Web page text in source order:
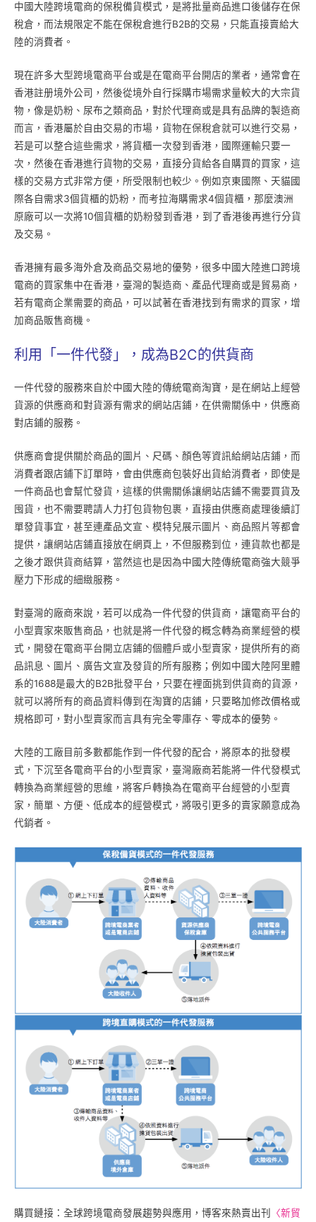
中國大陸跨境電商的保稅備貨模式，是將批量商品進口後儲存在保
稅倉，而法規限定不能在保稅倉進行B2B的交易，只能直接賣給大
陸的消費者。
現在許多大型跨境電商平台或是在電商平台開店的業者，通常會在
香港註册境外公司，然後從境外自行採購市場需求量較大的大宗貨
物，像是奶粉、尿布之類商品，對於代理商或是具有品牌的製造商
而言，香港屬於自由交易的市場，貨物在保稅倉就可以進行交易，
若是可以整合這些需求，將貨櫃一次發到香港，國際運輸只要一
次，然後在香港進行貨物的交易，直接分貨給各自購買的買家，這
樣的交易方式非常方便，所受限制也較少。例如京東國際、天貓國
際各自需求3個貨櫃的奶粉，而考拉海購需求4個貨櫃，那麼澳洲
原廠可以一次將10個貨櫃的奶粉發到香港，到了香港後再進行分貨
及交易。
香港擁有最多海外倉及商品交易地的優勢，很多中國大陸進口跨境
電商的買家集中在香港，臺灣的製造商、產品代理商或是貿易商，
若有電商企業需要的商品，可以試著在香港找到有需求的買家，增
加商品販售商機。
利用「一件代發」，成為B2C的供貨商
一件代發的服務來自於中國大陸的傳統電商淘寶，是在網站上經營
貨源的供應商和對貨源有需求的網站店鋪，在供需關係中，供應商
對店鋪的服務。
供應商會提供關於商品的圖片、尺碼、顏色等資訊給網站店鋪，而
消費者跟店鋪下訂單時，會由供應商包裝好出貨給消費者，即使是
一件商品也會幫忙發貨，這樣的供需關係讓網站店鋪不需要買貨及
囤貨，也不需要聘請人力打包貨物包裹，直接由供應商處理後續訂
單發貨事宜，甚至連產品文宣、模特兒展示圖片、商品照片等都會
提供，讓網站店鋪直接放在網頁上，不但服務到位，連貨款也都是
之後才跟供貨商結算，當然這也是因為中國大陸傳統電商強大競爭
壓力下形成的細緻服務。
對臺灣的廠商來說，若可以成為一件代發的供貨商，讓電商平台的
小型賣家來販售商品，也就是將一件代發的概念轉為商業經營的模
式，開發在電商平台開立店鋪的個體戶或小型賣家，提供所有的商
品訊息、圖片、廣告文宣及發貨的所有服務；例如中國大陸阿里體
系的1688是最大的B2B批發平台，只要在裡面挑到供貨商的貨源，
就可以將所有的商品資料傳到在淘寶的店鋪，只要略加修改價格或
規格即可，對小型賣家而言具有完全零庫存、零成本的優勢。
大陸的工廠目前多數都能作到一件代發的配合，將原本的批發模
式，下沉至各電商平台的小型賣家，臺灣廠商若能將一件代發模式
轉換為商業經營的思維，將客戶轉換為在電商平台經營的小型賣
家，簡單、方便、低成本的經營模式，將吸引更多的賣家願意成為
代銷者。
購買鏈接：全球跨境電商發展趨勢與應用，博客來熱賣出刊 〈新貿